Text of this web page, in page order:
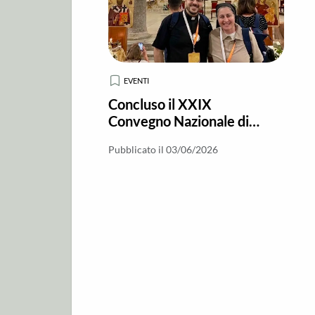
EVENTI
Concluso il XXIX
Convegno Nazionale di
Brindisi
Pubblicato il 03/06/2026